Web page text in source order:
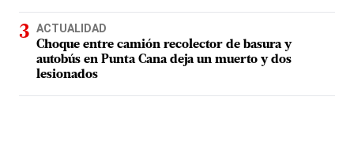
ACTUALIDAD
Choque entre camión recolector de basura y
autobús en Punta Cana deja un muerto y dos
lesionados